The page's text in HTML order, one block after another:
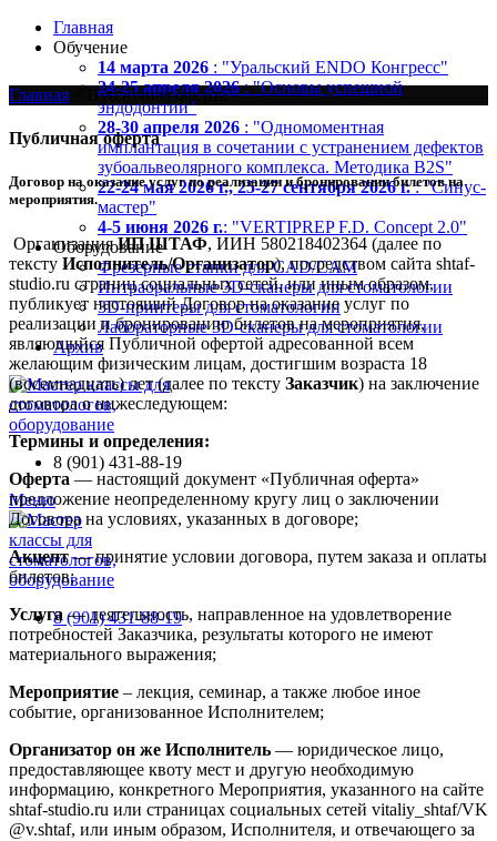
Главная
Обучение
14 марта 2026 : "Уральский ENDO Конгресс"
24-25 апреля 2026: "Основы успешной
эндодонтии"
28-30 апреля 2026 : "Одномоментная
имплантация в сочетании с устранением дефектов
зубоальвеолярного комплекса. Методика B2S"
22-24 мая 2026 г., 25-27 сентября 2026 г.: "Синус-
мастер"
4-5 июня 2026 г.: "VERTIPREP F.D. Concept 2.0"
Оборудование
Фрезерные станки для CAD/CAM
Интраоральные 3D-сканеры для стоматологии
3D-принтеры для стоматологии
Лабораторные 3D-сканеры для стоматологии
Архив
8 (901) 431-88-19
Меню
8 (901) 431-88-19
Главная Публичная оферта
Публичная оферта
Договор на оказание услуг по реализации и бронировании билетов на
мероприятия.
ОрганизацияИП ШТАФ, ИИН 580218402364 (далее по
тексту Исполнитель/Организатор), посредством сайта shtaf-
studio.ru страниц социальных сетей, или иным образом,
публикует настоящий Договор на оказание услуг по
реализации и бронированию билетов на мероприятия,
являющийся Публичной офертой адресованной всем
желающим физическим лицам, достигшим возраста 18
(восемнадцать) лет (далее по тексту Заказчик) на заключение
договора о нижеследующем:
Термины и определения:
Оферта — настоящий документ «Публичная оферта»
предложение неопределенному кругу лиц о заключении
Договора на условиях, указанных в договоре;
Акцепт— принятие условии договора, путем заказа и оплаты
билетов;
Услуга — деятельность, направленное на удовлетворение
потребностей Заказчика, результаты которого не имеют
материального выражения;
Мероприятие – лекция, семинар, а также любое иное
событие, организованное Исполнителем;
Организатор он же Исполнитель — юридическое лицо,
предоставляющее квоту мест и другую необходимую
информацию, конкретного Мероприятия, указанного на сайте
shtaf-studio.ru или страницах социальных сетей vitaliy_shtaf/VK
@v.shtaf, или иным образом, Исполнителя, и отвечающего за